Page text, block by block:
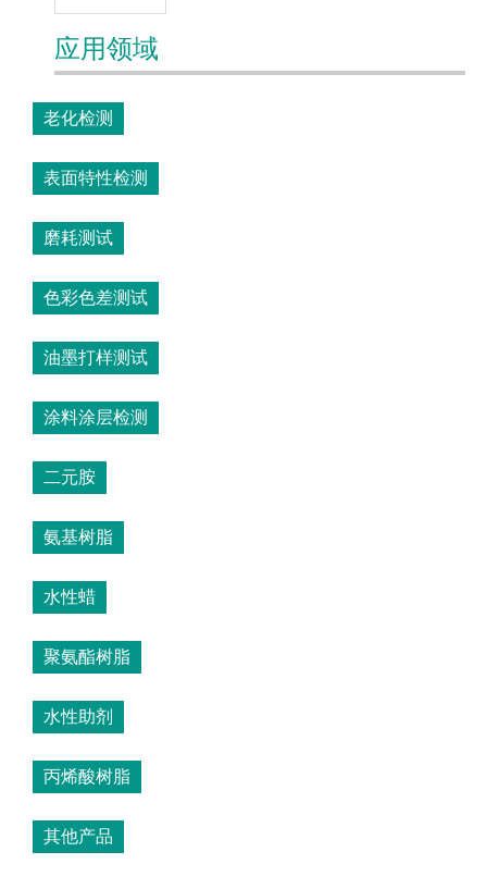
应用领域
老化检测
表面特性检测
磨耗测试
色彩色差测试
油墨打样测试
涂料涂层检测
二元胺
氨基树脂
水性蜡
聚氨酯树脂
水性助剂
丙烯酸树脂
其他产品